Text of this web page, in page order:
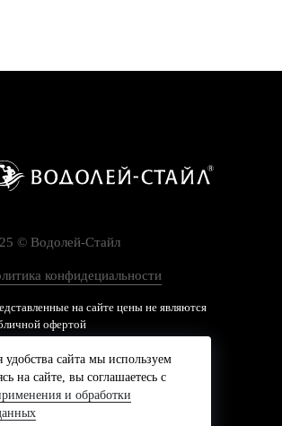
© Водолей-Cтайл
конфидециальности
на сайте цены не являются
офертой
сайта мы используем
на сайте, вы соглашаетесь с
и обработки